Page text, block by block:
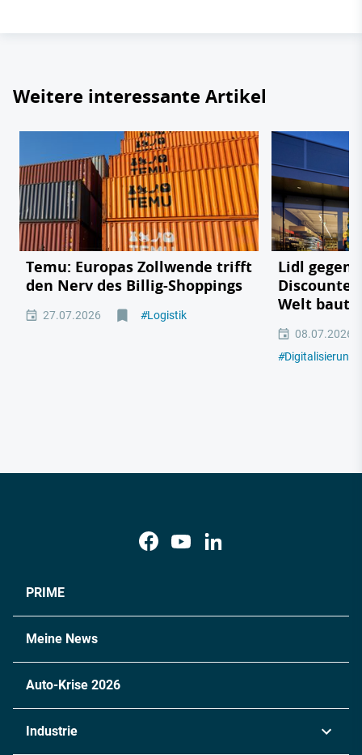
Weitere interessante Artikel
Temu: Europas Zollwende trifft
den Nerv des Billig-Shoppings
27.07.2026 #Logistik
Lidl gegen
Discounter
Welt baut
08.07.2026
#Digitalisierung
PRIME
Meine News
Auto-Krise 2026
Industrie